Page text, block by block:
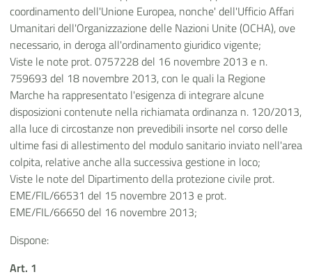
coordinamento dell'Unione Europea, nonche' dell'Ufficio Affari
Umanitari dell'Organizzazione delle Nazioni Unite (OCHA), ove
necessario, in deroga all'ordinamento giuridico vigente;
Viste le note prot. 0757228 del 16 novembre 2013 e n.
759693 del 18 novembre 2013, con le quali la Regione
Marche ha rappresentato l'esigenza di integrare alcune
disposizioni contenute nella richiamata ordinanza n. 120/2013,
alla luce di circostanze non prevedibili insorte nel corso delle
ultime fasi di allestimento del modulo sanitario inviato nell'area
colpita, relative anche alla successiva gestione in loco;
Viste le note del Dipartimento della protezione civile prot.
EME/FIL/66531 del 15 novembre 2013 e prot.
EME/FIL/66650 del 16 novembre 2013;
Dispone:
Art. 1